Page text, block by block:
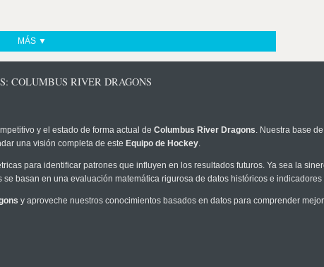
MÁS ▼
COLUMBUS RIVER DRAGONS
y el estado de forma actual de Columbus River Dragons. Nuestra base
una visión completa de este Equipo de Hockey.
para identificar patrones que influyen en los resultados futuros. Ya sea la
basan en una evaluación matemática rigurosa de datos históricos e
y aproveche nuestros conocimientos basados en datos para comprender